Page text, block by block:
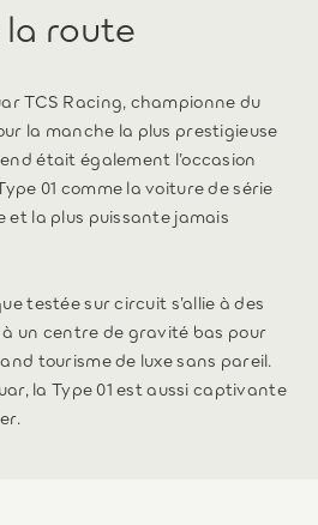
route
TCS Racing, championne du
la manche la plus prestigieuse
était également l’occasion
01 comme la voiture de série
et la plus puissante jamais
testée sur circuit s’allie à des
un centre de gravité bas pour
tourisme de luxe sans pareil.
la Type 01 est aussi captivante